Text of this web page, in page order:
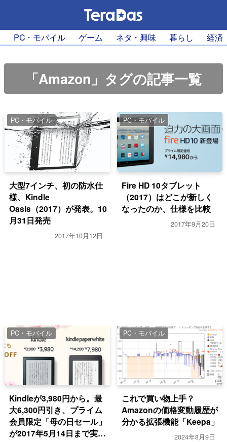
PC・モバイル ゲーム ネタ・興味 暮らし 経済
「Amazon」タグの記事一覧
PC・モバイル
大型7インチ、初の防水仕
様、Kindle
Oasis（2017）が発表。10
月31日発売
2017年10月12日
PC・モバイル
Fire HD 10タブレット
（2017）はどこが新しく
なったのか、仕様を比較
2017年9月20日
PC・モバイル
Kindleが3,980円から。最
大6,300円引き、プライム
会員限定「母の日セール」
が2017年5月14日まで実施
PC・モバイル
これで買い物上手？
Amazonの価格変動履歴が
分かる拡張機能「Keepa」
2024年8月9日